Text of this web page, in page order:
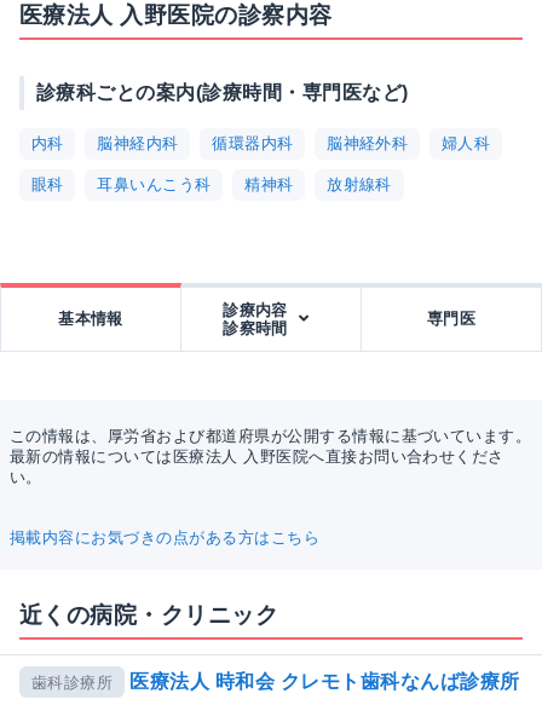
医療法人 入野医院の診察内容
診療科ごとの案内(診療時間・専門医など)
内科 脳神経内科 循環器内科 脳神経外科 婦人科
眼科 耳鼻いんこう科 精神科 放射線科
基本情報
診療内容
診察時間
専門医
この情報は、厚労省および都道府県が公開する情報に基づいています。
最新の情報については医療法人 入野医院へ直接お問い合わせくださ
い。
掲載内容にお気づきの点がある方はこちら
近くの病院・クリニック
歯科診療所 医療法人 時和会 クレモト歯科なんば診療所